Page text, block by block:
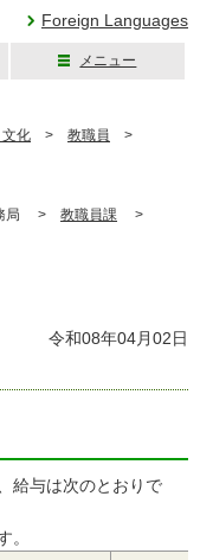
Foreign Languages
メニュー
化 > 教職員 >
局 > 教職員課 >
令和08年04月02日
給与は次のとおりで
。